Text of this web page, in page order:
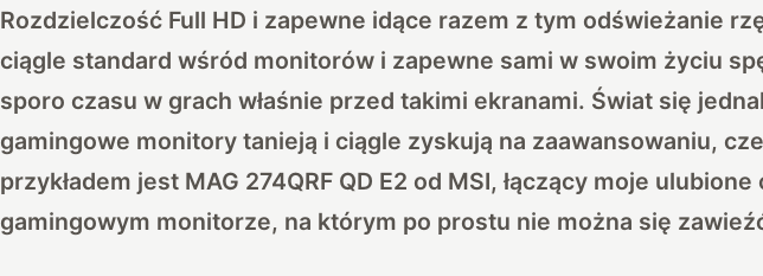
Rozdzielczość Full HD i zapewne idące razem z tym odświeżanie
ciągle standard wśród monitorów i zapewne sami w swoim życiu
sporo czasu w grach właśnie przed takimi ekranami. Świat się
gamingowe monitory tanieją i ciągle zyskują na zaawansowaniu,
przykładem jest MAG 274QRF QD E2 od MSI, łączący moje
gamingowym monitorze, na którym po prostu nie można się